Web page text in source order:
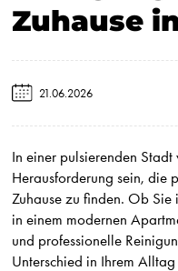
Zuhause
21.06.2026
In einer pulsierenden
Herausforderung sein, die
Zuhause zu finden. Ob
in einem modernen
und professionelle
Unterschied in Ihrem